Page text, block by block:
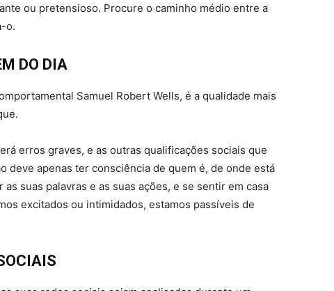
ou pretensioso. Procure o caminho médio entre a
o.
DO DIA
Samuel Robert Wells, é a qualidade mais
erros graves, e as outras qualificações sociais que
deve apenas ter consciência de quem é, de onde está
suas palavras e as suas ações, e se sentir em casa
excitados ou intimidados, estamos passíveis de